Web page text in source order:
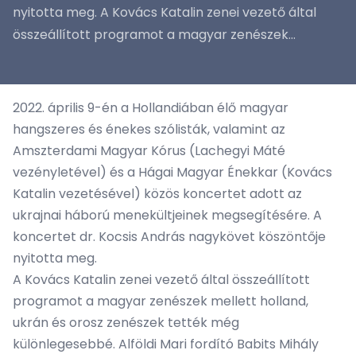
nyitotta meg. A Kovács Katalin zenei vezető által
összeállított programot a magyar zenészek...
2022. április 9-én a Hollandiában élő magyar
hangszeres és énekes szólisták, valamint az
Amszterdami Magyar Kórus (Lachegyi Máté
vezényletével) és a Hágai Magyar Énekkar (Kovács
Katalin vezetésével) közös koncertet adott az
ukrajnai háború menekültjeinek megsegítésére. A
koncertet dr. Kocsis András nagykövet köszöntője
nyitotta meg.
A Kovács Katalin zenei vezető által összeállított
programot a magyar zenészek mellett holland,
ukrán és orosz zenészek tették még
különlegesebbé. Alföldi Mari fordító Babits Mihály